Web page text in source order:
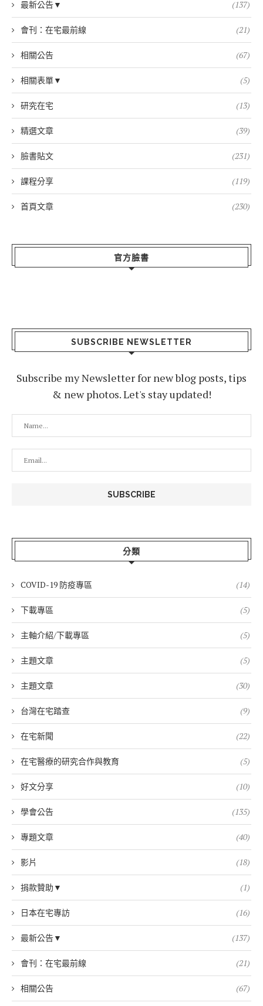
最新公告▼ (137)
會刊：在宅最前線 (21)
相關公告 (67)
相關表單▼ (5)
研究在宅 (13)
精選文章 (39)
臉書貼文 (231)
課程分享 (119)
首頁文章 (230)
官方臉書
SUBSCRIBE NEWSLETTER
Subscribe my Newsletter for new blog posts, tips
& new photos. Let's stay updated!
分類
COVID-19 防疫專區 (14)
下載專區 (5)
主軸介紹/下載專區 (5)
主題文章 (5)
主題文章 (30)
台灣在宅踏查 (9)
在宅新聞 (22)
在宅醫療的研究合作與教育 (5)
好文分享 (10)
學會公告 (135)
專題文章 (40)
影片 (18)
捐款贊助▼ (1)
日本在宅專訪 (16)
最新公告▼ (137)
會刊：在宅最前線 (21)
相關公告 (67)